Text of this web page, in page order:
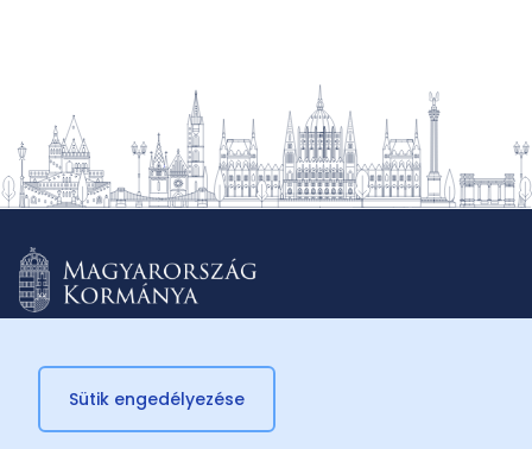
© 2026 Külügyminisztérium
Sütik engedélyezése